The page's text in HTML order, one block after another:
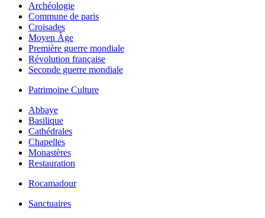
Archéologie
Commune de paris
Croisades
Moyen Âge
Première guerre mondiale
Révolution française
Seconde guerre mondiale
Patrimoine Culture
Abbaye
Basilique
Cathédrales
Chapelles
Monastères
Restauration
Rocamadour
Sanctuaires